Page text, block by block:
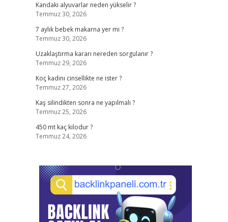
Kandaki alyuvarlar neden yükselir ?
Temmuz 30, 2026
7 aylık bebek makarna yer mi ?
Temmuz 30, 2026
Uzaklaştırma kararı nereden sorgulanır ?
Temmuz 29, 2026
Koç kadını cinsellikte ne ister ?
Temmuz 27, 2026
Kaş silindikten sonra ne yapılmalı ?
Temmuz 25, 2026
450 mt kaç kilodur ?
Temmuz 24, 2026